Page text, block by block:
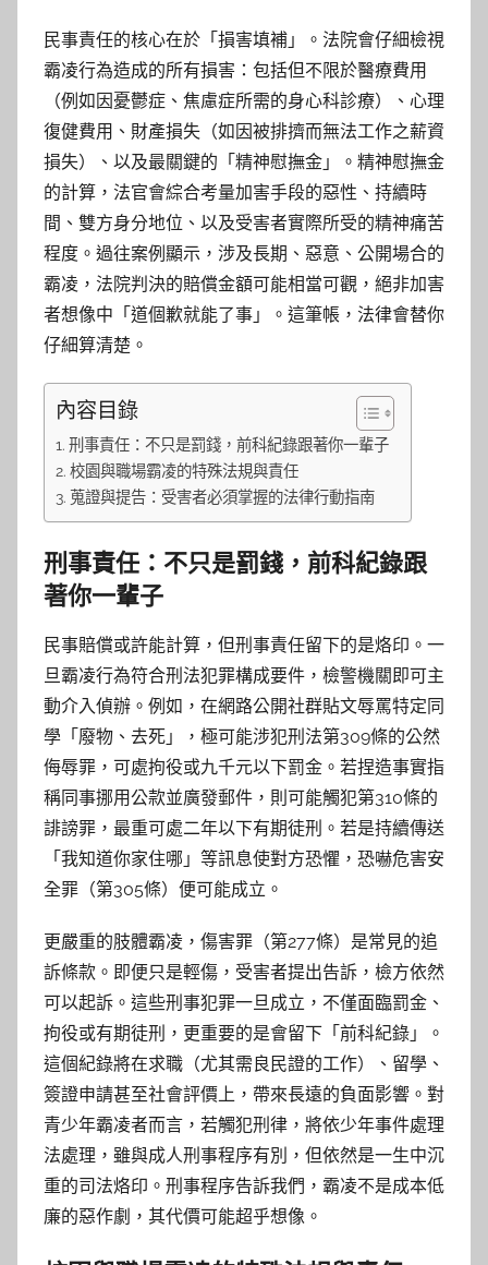
民事責任的核心在於「損害填補」。法院會仔細檢視
霸凌行為造成的所有損害：包括但不限於醫療費用
（例如因憂鬱症、焦慮症所需的身心科診療）、心理
復健費用、財產損失（如因被排擠而無法工作之薪資
損失）、以及最關鍵的「精神慰撫金」。精神慰撫金
的計算，法官會綜合考量加害手段的惡性、持續時
間、雙方身分地位、以及受害者實際所受的精神痛苦
程度。過往案例顯示，涉及長期、惡意、公開場合的
霸凌，法院判決的賠償金額可能相當可觀，絕非加害
者想像中「道個歉就能了事」。這筆帳，法律會替你
仔細算清楚。
內容目錄
刑事責任：不只是罰錢，前科紀錄跟著你一輩子
校園與職場霸凌的特殊法規與責任
蒐證與提告：受害者必須掌握的法律行動指南
刑事責任：不只是罰錢，前科紀錄跟
著你一輩子
民事賠償或許能計算，但刑事責任留下的是烙印。一
旦霸凌行為符合刑法犯罪構成要件，檢警機關即可主
動介入偵辦。例如，在網路公開社群貼文辱罵特定同
學「廢物、去死」，極可能涉犯刑法第309條的公然
侮辱罪，可處拘役或九千元以下罰金。若捏造事實指
稱同事挪用公款並廣發郵件，則可能觸犯第310條的
誹謗罪，最重可處二年以下有期徒刑。若是持續傳送
「我知道你家住哪」等訊息使對方恐懼，恐嚇危害安
全罪（第305條）便可能成立。
更嚴重的肢體霸凌，傷害罪（第277條）是常見的追
訴條款。即便只是輕傷，受害者提出告訴，檢方依然
可以起訴。這些刑事犯罪一旦成立，不僅面臨罰金、
拘役或有期徒刑，更重要的是會留下「前科紀錄」。
這個紀錄將在求職（尤其需良民證的工作）、留學、
簽證申請甚至社會評價上，帶來長遠的負面影響。對
青少年霸凌者而言，若觸犯刑律，將依少年事件處理
法處理，雖與成人刑事程序有別，但依然是一生中沉
重的司法烙印。刑事程序告訴我們，霸凌不是成本低
廉的惡作劇，其代價可能超乎想像。